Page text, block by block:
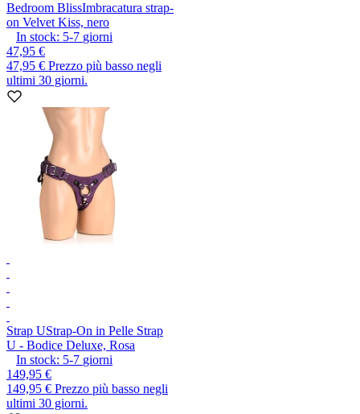
Bedroom BlissImbracatura strap-
on Velvet Kiss, nero
In stock: 5-7 giorni
47,95 €
47,95 € Prezzo più basso negli
ultimi 30 giorni.
Strap UStrap-On in Pelle Strap
U - Bodice Deluxe, Rosa
In stock: 5-7 giorni
149,95 €
149,95 € Prezzo più basso negli
ultimi 30 giorni.